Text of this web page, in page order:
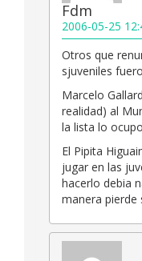
Fdm
2006-05-25
Otros que
sjuveniles
Marcelo
realidad) al
la lista lo
El Pipita
jugar en las
hacerlo debia
manera pierde